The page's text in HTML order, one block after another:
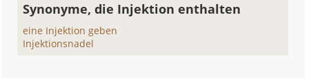
Synonyme, die Injektion enthalten
eine Injektion geben
Injektionsnadel